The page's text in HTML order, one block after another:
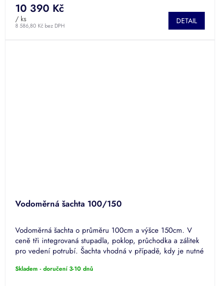
8 586,80 Kč bez DPH
10 390 Kč
/ ks DETAIL
Vodoměrná šachta 100/150
Vodoměrná šachta o průměru 100cm a výšce 150cm. V
ceně tři integrovaná stupadla, poklop, průchodka a zálitek
pro vedení potrubí. Šachta vhodná v případě, kdy je nutné
Skladem - doručení 3-10 dnů